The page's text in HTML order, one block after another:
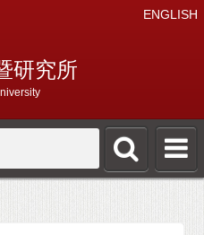
ENGLISH
研究所